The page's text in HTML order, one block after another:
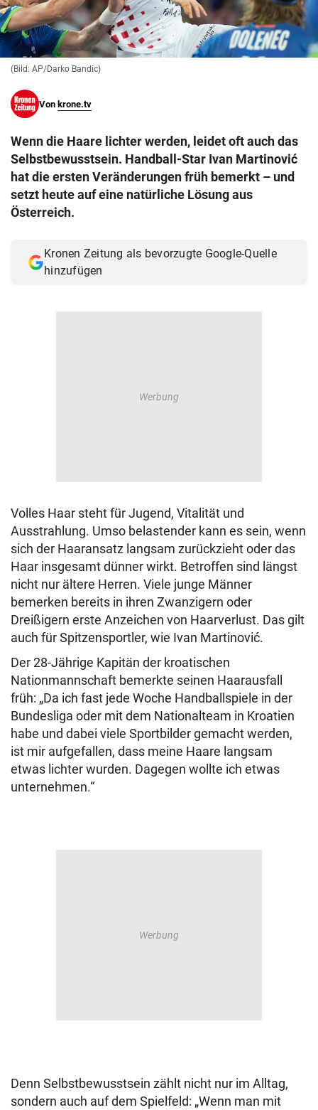
© Krone Multimedia GmbH & Co KG 2026
Muthgasse 2, 1190 Wien
(Bild: AP/Darko Bandic)
Von krone.tv
Wenn die Haare lichter werden, leidet oft auch das
Selbstbewusstsein. Handball-Star Ivan Martinović
hat die ersten Veränderungen früh bemerkt – und
setzt heute auf eine natürliche Lösung aus
Österreich.
Kronen Zeitung als bevorzugte Google-Quelle
hinzufügen
Volles Haar steht für Jugend, Vitalität und
Ausstrahlung. Umso belastender kann es sein, wenn
sich der Haaransatz langsam zurückzieht oder das
Haar insgesamt dünner wirkt. Betroffen sind längst
nicht nur ältere Herren. Viele junge Männer
bemerken bereits in ihren Zwanzigern oder
Dreißigern erste Anzeichen von Haarverlust. Das gilt
auch für Spitzensportler, wie Ivan Martinović.
Der 28-Jährige Kapitän der kroatischen
Nationmannschaft bemerkte seinen Haarausfall
früh: „Da ich fast jede Woche Handballspiele in der
Bundesliga oder mit dem Nationalteam in Kroatien
habe und dabei viele Sportbilder gemacht werden,
ist mir aufgefallen, dass meine Haare langsam
etwas lichter wurden. Dagegen wollte ich etwas
unternehmen.“
Denn Selbstbewusstsein zählt nicht nur im Alltag,
sondern auch auf dem Spielfeld: „Wenn man mit